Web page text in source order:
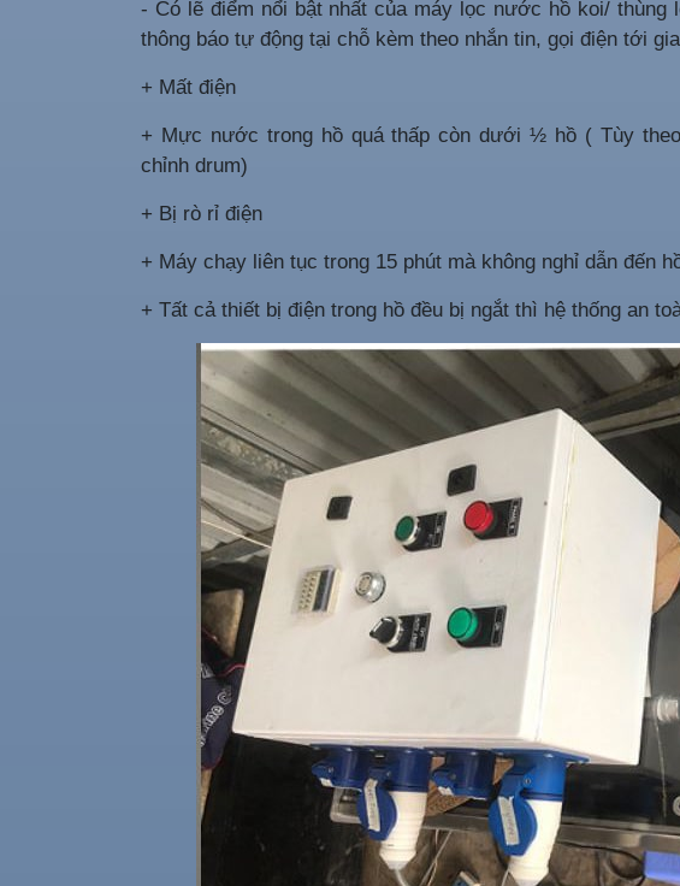
- Có lẽ điểm nổi bật nhất của máy lọc nước hồ koi/ thùng
thông báo tự động tại chỗ kèm theo nhắn tin, gọi điện tới
+ Mất điện
+ Mực nước trong hồ quá thấp còn dưới ½ hồ ( Tùy
chỉnh drum)
+ Bị rò rỉ điện
+ Máy chạy liên tục trong 15 phút mà không nghỉ dẫn đến
+ Tất cả thiết bị điện trong hồ đều bị ngắt thì hệ thống an